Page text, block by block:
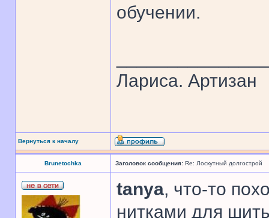
обучении.
Лариса. Артизан
Вернуться к началу
Brunetochka Заголовок сообщения: Re: Лоскутный долгострой
tanya, что-то
нитками для